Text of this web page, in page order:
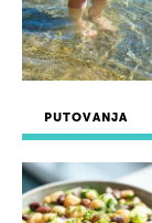
PUTOVANJA